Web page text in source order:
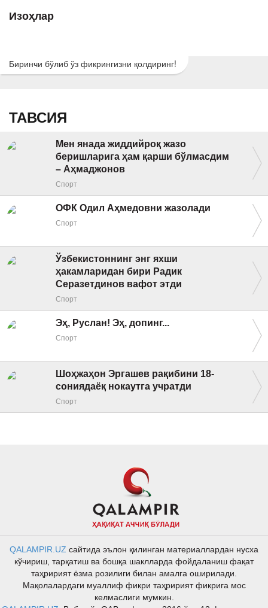
Изоҳлар
Биринчи бўлиб ўз фикрингизни қолдиринг!
ТАВСИЯ
Мен янада жиддийроқ жазо
беришларига ҳам қарши бўлмасдим
– Аҳмаджонов
Спорт
ОФК Одил Аҳмедовни жазолади
Спорт
Ўзбекистоннинг энг яхши
ҳакамларидан бири Радик
Серазетдинов вафот этди
Спорт
Эҳ, Руслан! Эҳ, допинг...
Спорт
Шоҳжаҳон Эргашев рақибини 18-
сониядаёқ нокаутга учратди
Спорт
QALAMPIR.UZ сайтида эълон қилинган материаллардан нусха
кўчириш, тарқатиш ва бошқа шаклларда фойдаланиш фақат
таҳририят ёзма розилиги билан амалга оширилади.
Мақолалардаги муаллиф фикри таҳририят фикрига мос
келмаслиги мумкин.